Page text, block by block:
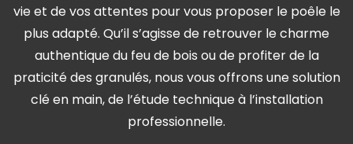
vie et de vos attentes pour vous proposer le poêle le
plus adapté. Qu’il s’agisse de retrouver le charme
authentique du feu de bois ou de profiter de la
praticité des granulés, nous vous offrons une solution
clé en main, de l’étude technique à l’installation
professionnelle.